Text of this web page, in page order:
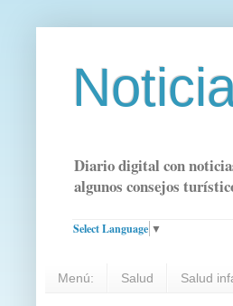
Diario digital con
algunos consejos
Select Language ▼
Menú: Salud Salud